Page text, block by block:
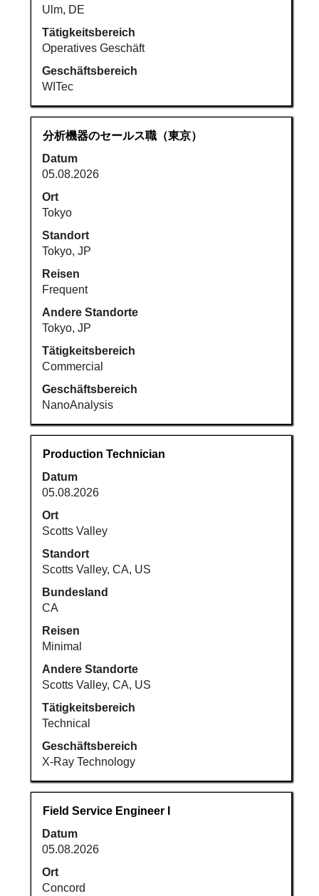
Ulm, DE
Tätigkeitsbereich
Operatives Geschäft
Geschäftsbereich
WITec
Stellenbezeichnung
分析機器のセールス職（東京）
Datum
05.08.2026
Ort
Tokyo
Standort
Tokyo, JP
Reisen
Frequent
Andere Standorte
Tokyo, JP
Tätigkeitsbereich
Commercial
Geschäftsbereich
NanoAnalysis
Drücken
Sie
die
Leertaste,
um
die
Stelleninformationen
vollständig
anzuzeigen.
Stellenbezeichnung
Production Technician
Datum
05.08.2026
Ort
Scotts Valley
Standort
Scotts Valley, CA, US
Bundesland
CA
Reisen
Minimal
Andere Standorte
Scotts Valley, CA, US
Tätigkeitsbereich
Technical
Geschäftsbereich
X-Ray Technology
Drücken
Sie
die
Leertaste,
um
die
Stelleninformationen
vollständig
anzuzeigen.
Stellenbezeichnung
Field Service Engineer I
Datum
05.08.2026
Ort
Concord
Drücken
Sie
die
Leertaste,
um
die